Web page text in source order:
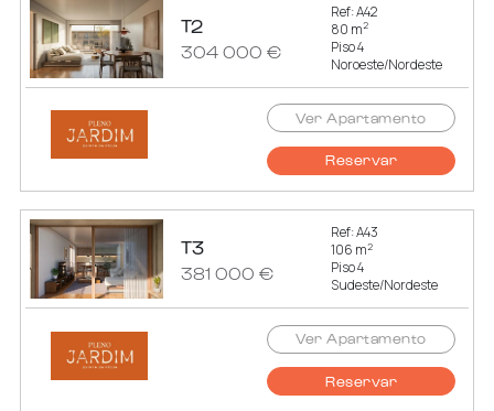
T2
304 000 €
Ref: A42
80 m2
Piso 4
Noroeste/Nordeste
Ver Apartamento
Reservar
T3
381 000 €
Ref: A43
106 m2
Piso 4
Sudeste/Nordeste
Ver Apartamento
Reservar